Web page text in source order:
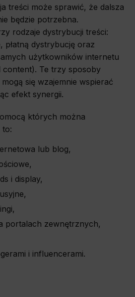
treści może sprawić, że dalsza
będzie potrzebna.
rodzaje dystrybucji treści:
płatną dystrybucję oraz
użytkowników internetu
content). Te trzy sposoby
się wzajemnie wspierać
efekt synergii.
których można
to:
lub blog,
i display,
portalach zewnętrznych,
i influencerami.